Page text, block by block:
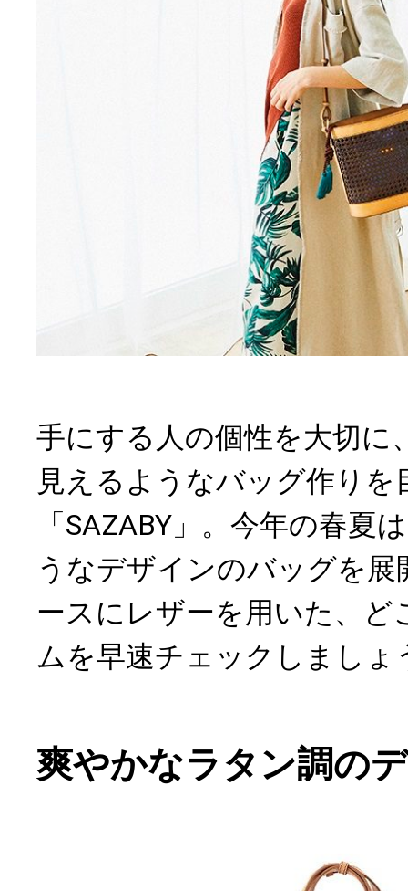
手にする人の個性を大切に
見えるようなバッグ作りを
「SAZABY」。今年の春夏
うなデザインのバッグを
ースにレザーを用いた、ど
ムを早速チェックしましょ
爽やかなラタン調の